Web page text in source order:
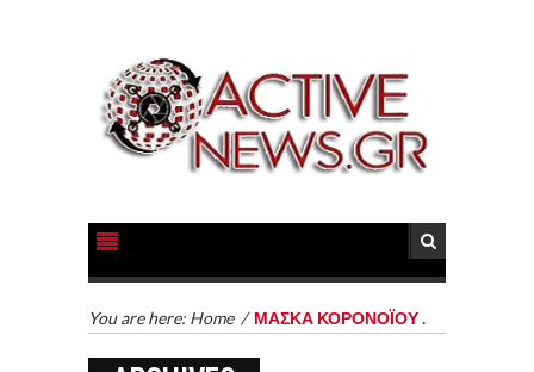
You are here: Home / ΜΑΣΚΑ ΚΟΡΟΝΟΪΟΥ .